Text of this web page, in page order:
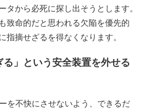
タから必死に探し出そうとします。
致命的だと思われる欠陥を優先的
指摘せざるを得なくなります。
」という安全装置を外せる
を不快にさせないよう、できるだ